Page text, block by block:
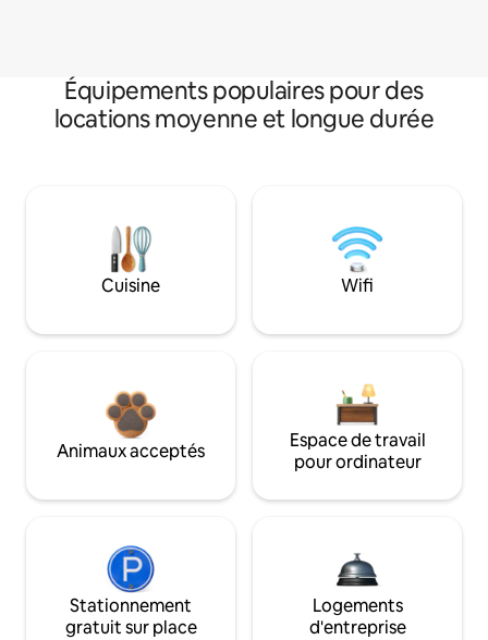
Équipements populaires pour des
locations moyenne et longue durée
Cuisine Wifi
Animaux acceptés
Espace de travail
pour ordinateur
Stationnement
gratuit sur place
Logements
d'entreprise